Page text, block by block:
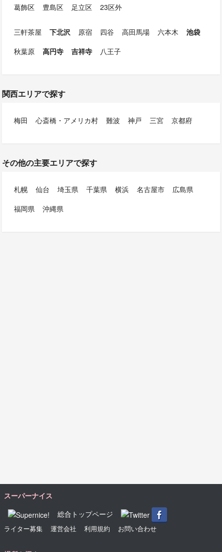
葛飾区
豊島区 足立区 23区外
三軒茶屋 下北沢 原宿 四谷 高田馬場 六本木
池袋
秋葉原
高円寺 吉祥寺 八王子
関西エリアで探す
梅田 心斎橋・アメリカ村 難波 神戸 三宮 京都府
その他の主要エリアで探す
札幌 仙台 埼玉県 千葉県 横浜 名古屋市
広島県
福岡県
沖縄県
スーパーナイス
総合トップページ
ライター募集 運営会社 利用規約 お問い合わせ